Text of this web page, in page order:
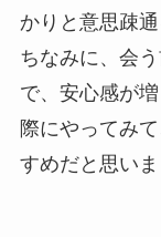
かりと意思疎
ちなみに、会
で、安心感が
際にやってみ
すめだと思いま